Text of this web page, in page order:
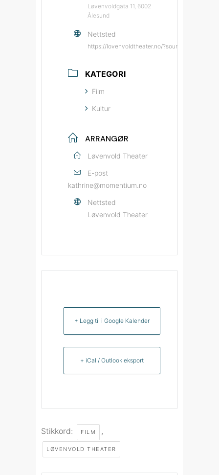
Løvenvoldgata 11, 6002
Ålesund
Nettsted
https://lovenvoldtheater.no/
KATEGORI
Film
Kultur
ARRANGØR
Løvenvold Theater
E-post
kathrine@momentium.no
Nettsted
Løvenvold Theater
+ Legg til i Google Kalender
+ iCal / Outlook eksport
Stikkord: FILM ,
LØVENVOLD THEATER